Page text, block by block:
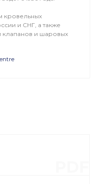
кровельных
и СНГ, а также
и шаровых